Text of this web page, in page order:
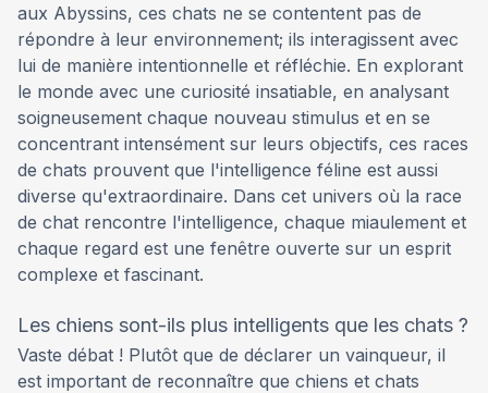
aux Abyssins, ces chats ne se contentent pas de
répondre à leur environnement; ils interagissent avec
lui de manière intentionnelle et réfléchie. En explorant
le monde avec une curiosité insatiable, en analysant
soigneusement chaque nouveau stimulus et en se
concentrant intensément sur leurs objectifs, ces races
de chats prouvent que l'intelligence féline est aussi
diverse qu'extraordinaire. Dans cet univers où la race
de chat rencontre l'intelligence, chaque miaulement et
chaque regard est une fenêtre ouverte sur un esprit
complexe et fascinant.
Les chiens sont-ils plus intelligents que les chats ?
Vaste débat ! Plutôt que de déclarer un vainqueur, il
est important de reconnaître que chiens et chats